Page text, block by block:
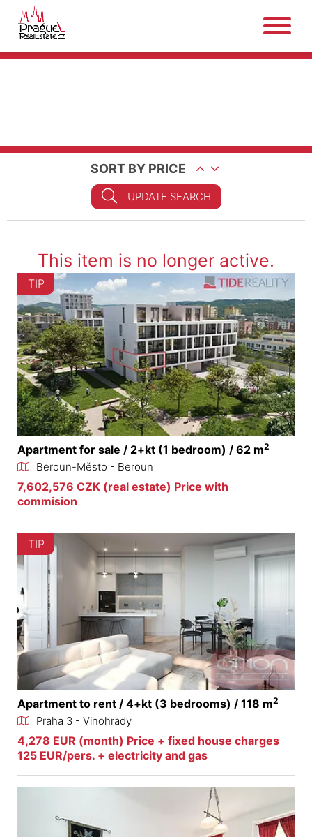
SORT BY PRICE
UPDATE SEARCH
This item is no longer active.
TIP
Apartment for sale / 2+kt (1 bedroom) / 62 m2
Beroun-Město - Beroun
7,602,576 CZK (real estate) Price with
commision
TIP
Apartment to rent / 4+kt (3 bedrooms) / 118 m2
Praha 3 - Vinohrady
4,278 EUR (month) Price + fixed house charges
125 EUR/pers. + electricity and gas